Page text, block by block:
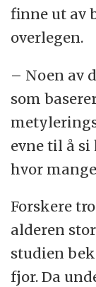
finne ut av
overlegen.
– Noen av
som
evne til å si
hvor
Forskere
alderen
studien
fjor. Da